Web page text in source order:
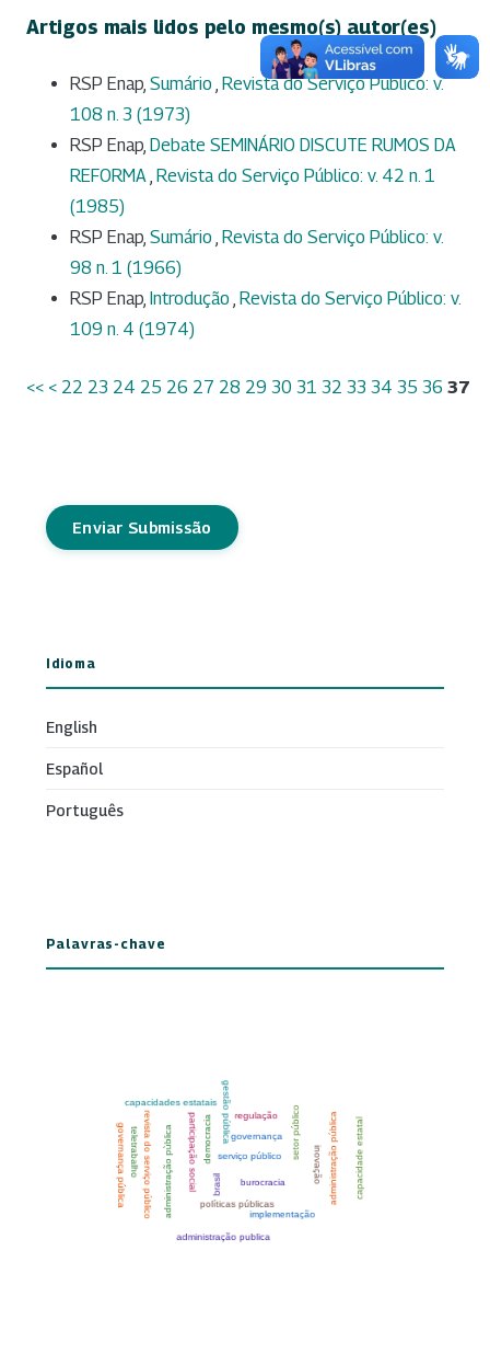
Artigos mais lidos pelo mesmo(s) autor(es)
RSP Enap, Sumário , Revista do Serviço Público: v.
108 n. 3 (1973)
RSP Enap, Debate SEMINÁRIO DISCUTE RUMOS DA
REFORMA, Revista do Serviço Público: v. 42 n. 1
(1985)
RSP Enap, Sumário , Revista do Serviço Público: v.
98 n. 1 (1966)
RSP Enap, Introdução , Revista do Serviço Público: v.
109 n. 4 (1974)
<< < 22 23 24 25 26 27 28 29 30 31 32 33 34 35 36 37
Enviar Submissão
Idioma
English
Español
Português
Palavras-chave